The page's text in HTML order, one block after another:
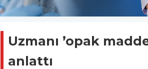
Uzmanı ’opak
anlattı